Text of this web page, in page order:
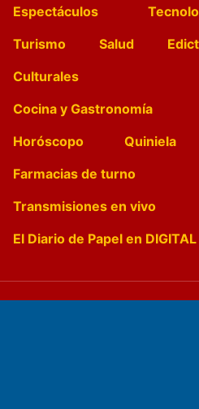
Espectáculos
Turismo
Salud
Culturales
Cocina y Gastronomía
Horóscopo
Quiniela
Farmacias de turno
Transmisiones en vivo
El Diario de Papel en DIGITAL